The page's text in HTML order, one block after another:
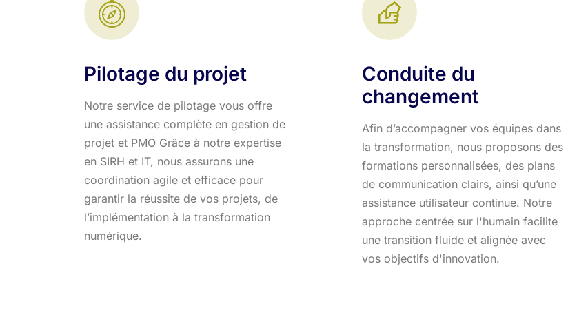
Pilotage du projet
Notre service de pilotage vous offre
une assistance complète en gestion de
projet et PMO Grâce à notre expertise
en SIRH et IT, nous assurons une
coordination agile et efficace pour
garantir la réussite de vos projets, de
l’implémentation à la transformation
numérique.
Conduite du
changement
Afin d’accompagner vos équipes dans
la transformation, nous proposons des
formations personnalisées, des plans
de communication clairs, ainsi qu’une
assistance utilisateur continue. Notre
approche centrée sur l'humain facilite
une transition fluide et alignée avec
vos objectifs d'innovation.​